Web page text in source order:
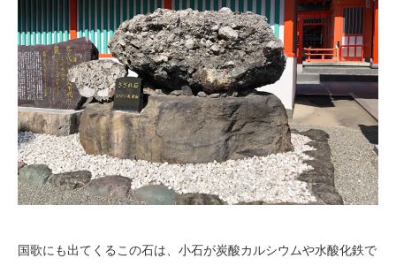
国歌にも出てくるこの石は、小石が炭酸カルシウムや水酸化鉄で